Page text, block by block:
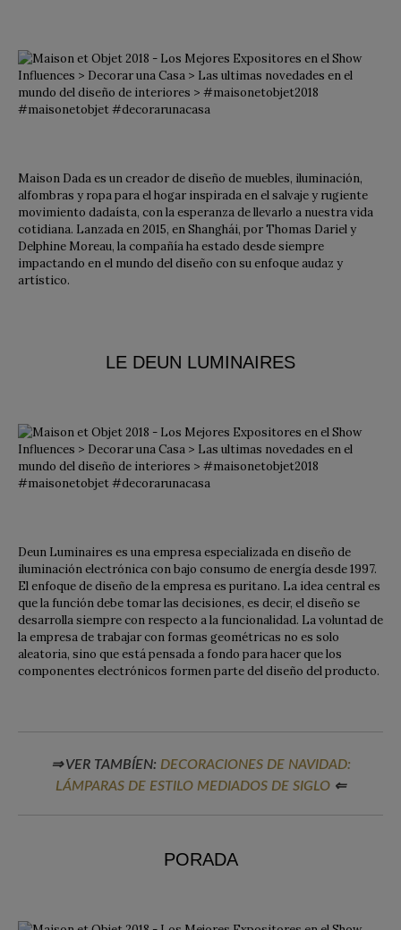
Maison Dada es un creador de diseño de muebles, iluminación,
alfombras y ropa para el hogar inspirada en el salvaje y rugiente
movimiento dadaísta, con la esperanza de llevarlo a nuestra vida
cotidiana. Lanzada en 2015, en Shanghái, por Thomas Dariel y
Delphine Moreau, la compañía ha estado desde siempre
impactando en el mundo del diseño con su enfoque audaz y
artístico.
LE DEUN LUMINAIRES
Deun Luminaires es una empresa especializada en diseño de
iluminación electrónica con bajo consumo de energía desde 1997.
El enfoque de diseño de la empresa es puritano. La idea central es
que la función debe tomar las decisiones, es decir, el diseño se
desarrolla siempre con respecto a la funcionalidad. La voluntad de
la empresa de trabajar con formas geométricas no es solo
aleatoria, sino que está pensada a fondo para hacer que los
componentes electrónicos formen parte del diseño del producto.
⇒ VER TAMBÍEN: DECORACIONES DE NAVIDAD:
LÁMPARAS DE ESTILO MEDIADOS DE SIGLO ⇐
PORADA